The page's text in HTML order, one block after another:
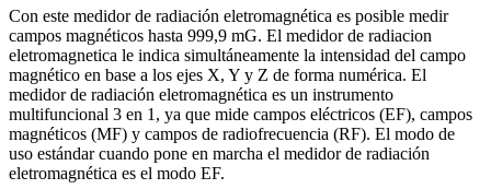
Con este medidor de radiación eletromagnética es posible medir
campos magnéticos hasta 999,9 mG. El medidor de radiacion
eletromagnetica le indica simultáneamente la intensidad del campo
magnético en base a los ejes X, Y y Z de forma numérica. El
medidor de radiación eletromagnética es un instrumento
multifuncional 3 en 1, ya que mide campos eléctricos (EF), campos
magnéticos (MF) y campos de radiofrecuencia (RF). El modo de
uso estándar cuando pone en marcha el medidor de radiación
eletromagnética es el modo EF.